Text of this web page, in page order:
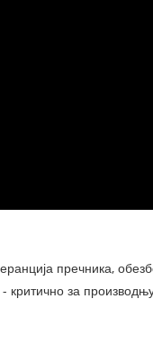
пречника,
за